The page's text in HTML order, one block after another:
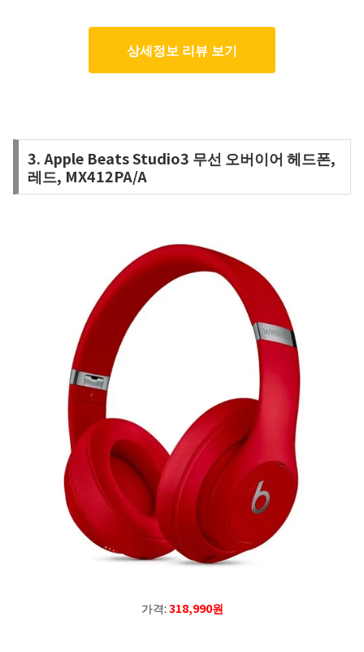
상세정보 리뷰 보기
3. Apple Beats Studio3 무선 오버이어 헤드폰,
레드, MX412PA/A
가격:318,990원